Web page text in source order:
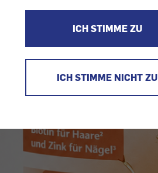
ICH STIMME ZU
ICH STIMME NICHT ZU